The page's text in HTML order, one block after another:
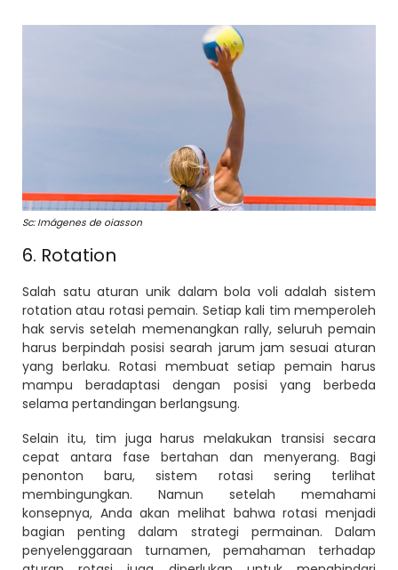
Sc: Imágenes de oiasson
6. Rotation
Salah satu aturan unik dalam bola voli adalah sistem
rotation atau rotasi pemain. Setiap kali tim memperoleh
hak servis setelah memenangkan rally, seluruh pemain
harus berpindah posisi searah jarum jam sesuai aturan
yang berlaku. Rotasi membuat setiap pemain harus
mampu beradaptasi dengan posisi yang berbeda
selama pertandingan berlangsung.
Selain itu, tim juga harus melakukan transisi secara
cepat antara fase bertahan dan menyerang. Bagi
penonton baru, sistem rotasi sering terlihat
membingungkan. Namun setelah memahami
konsepnya, Anda akan melihat bahwa rotasi menjadi
bagian penting dalam strategi permainan. Dalam
penyelenggaraan turnamen, pemahaman terhadap